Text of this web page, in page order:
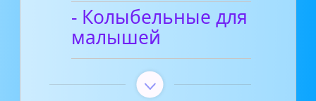
- Колыбельные для
малышей